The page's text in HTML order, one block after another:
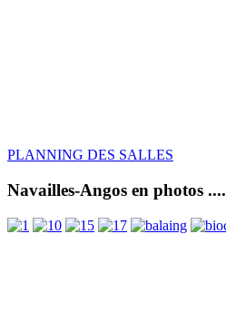
PLANNING DES SALLES
Navailles-Angos en photos ....